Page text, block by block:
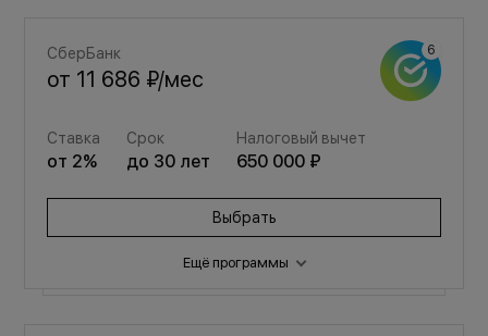
СберБанк
от 11 686 ₽/мес
Ставка
от 2%
Срок
до 30 лет
Налоговый вычет
650 000 ₽
Выбрать
Ещё программы